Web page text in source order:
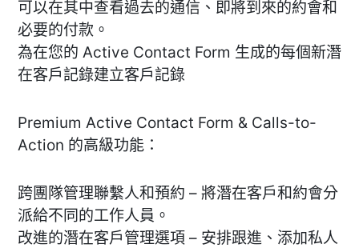
可以在其中查看過去的通信、即將到來的約會和
必要的付款。
為在您的 Active Contact Form 生成的每個新潛
在客戶記錄建立客戶記錄
Premium Active Contact Form & Calls-to-
Action 的高級功能：
跨團隊管理聯繫人和預約 – 將潛在客戶和約會分
派給不同的工作人員。
改進的潛在客戶管理選項 – 安排跟進、添加私人